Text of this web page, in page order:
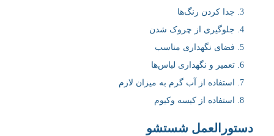
جدا کردن رنگ‌ها
جلوگیری از چروک شدن
فضای نگهداری مناسب
تعمیر و نگهداری لباس‌ها
استفاده از آب گرم به میزان لازم
استفاده از کیسه وکیوم
دستورالعمل شستشو